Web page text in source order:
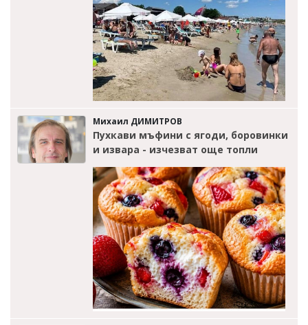
Михаил ДИМИТРОВ
Пухкави мъфини с ягоди, боровинки
и извара - изчезват още топли